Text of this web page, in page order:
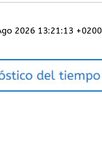
2026 13:21:13 +0200